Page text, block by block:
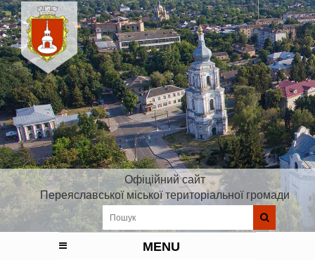
Офіційний сайт
Переяславської міської територіальної громади
MENU